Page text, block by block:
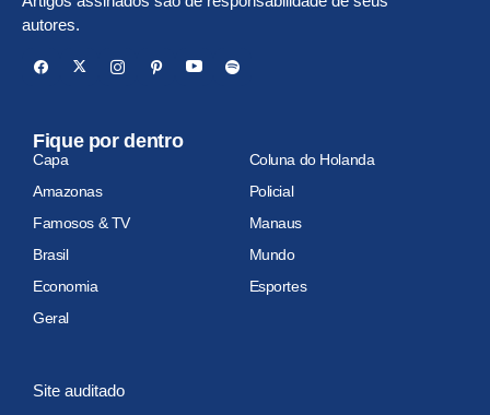
autores.
Fique por dentro
Capa
Coluna do Holanda
Amazonas
Policial
Famosos & TV
Manaus
Brasil
Mundo
Economia
Esportes
Geral
Site auditado